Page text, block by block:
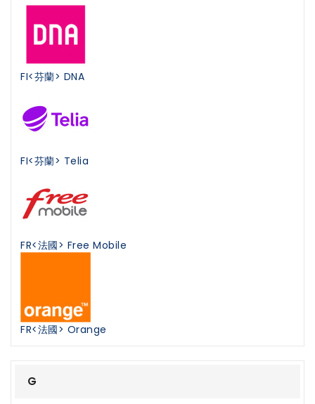
FI<芬蘭> DNA
FI<芬蘭> Telia
FR<法國> Free Mobile
FR<法國> Orange
G